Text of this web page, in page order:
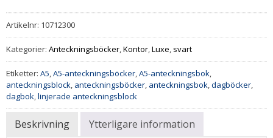
Artikelnr: 10712300
Kategorier: Anteckningsböcker,Kontor,Luxe, svart
Etiketter: A5,A5-anteckningsböcker,A5-anteckningsbok,
anteckningsblock, anteckningsböcker, anteckningsbok,dagböcker,
dagbok,linjerade anteckningsblock
Beskrivning Ytterligare information